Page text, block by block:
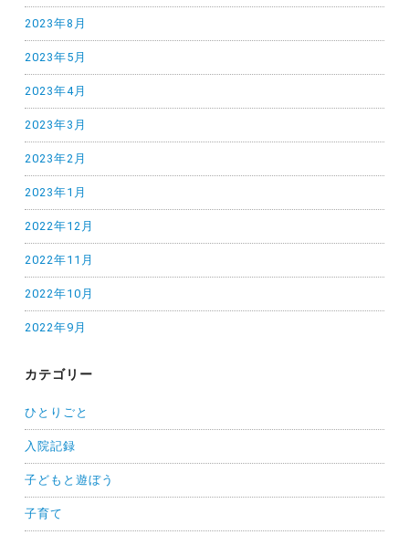
2023年8月
2023年5月
2023年4月
2023年3月
2023年2月
2023年1月
2022年12月
2022年11月
2022年10月
2022年9月
カテゴリー
ひとりごと
入院記録
子どもと遊ぼう
子育て